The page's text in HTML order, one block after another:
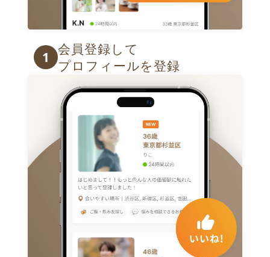
1
会員登録して
プロフィールを登録